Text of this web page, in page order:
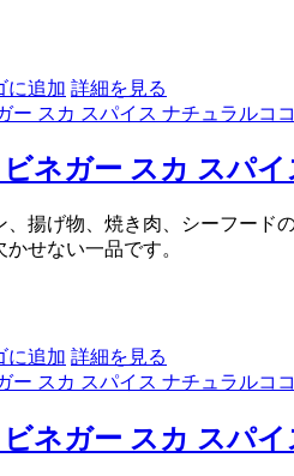
に追加 詳細を見る
ネガー スカ スパ
、揚げ物、焼き肉、シーフード
せない一品です。
に追加 詳細を見る
ネガー スカ スパ